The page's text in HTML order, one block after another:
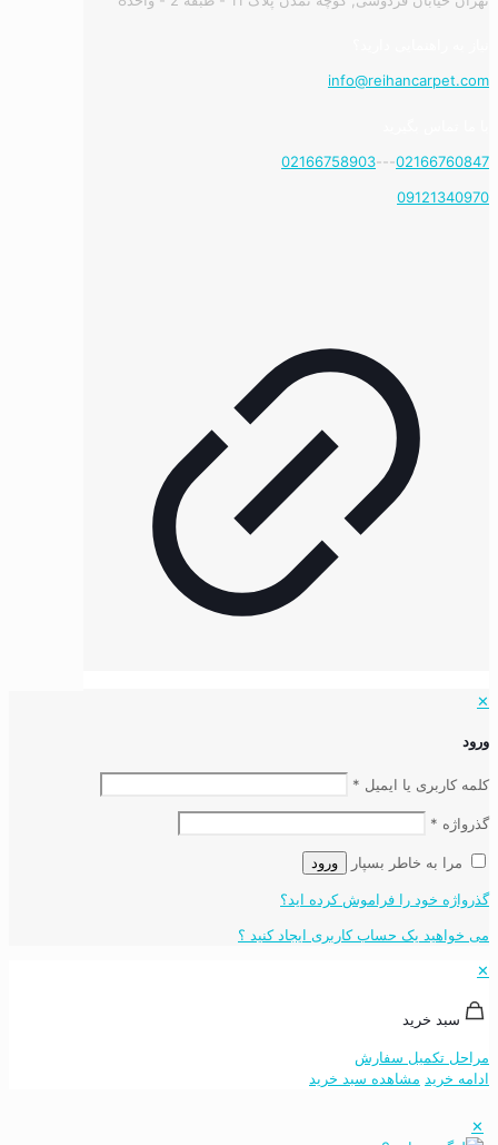
info@reihancarpet.com
02166760847
---
02166758903
09121340970
✕
ورود
کلمه کاربری یا ایمیل *
گذرواژه *
مرا به خاطر بسپار ورود
گذرواژه خود را فراموش کرده اید؟
می خواهید یک حساب کاربری ایجاد کنید ؟
✕
سبد خرید
مراحل تکمیل سفارش
ادامه خرید مشاهده سبد خرید
✕